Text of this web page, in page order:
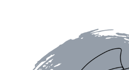
Vinaigres